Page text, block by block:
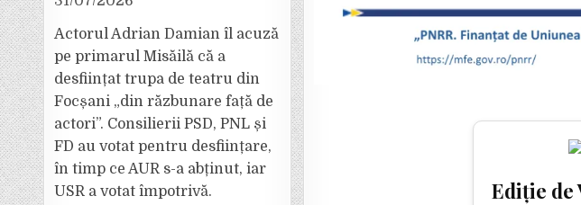
Ediție de
Actorul Adrian Damian îl acuză
pe primarul Misăilă că a
desființat trupa de teatru din
Focșani „din răzbunare față de
actori”. Consilierii PSD, PNL și
FD au votat pentru desființare,
în timp ce AUR s-a abținut, iar
USR a votat împotrivă.